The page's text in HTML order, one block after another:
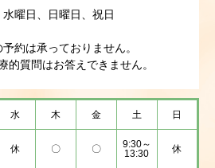
曜日、日曜日、祝日
予約は承っておりません。
的質問はお答えできません。
水 木 金 土 日
休 〇 〇
9:30～
13:30
休